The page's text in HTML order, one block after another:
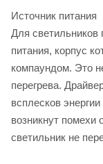
Источник питания
Для светильников
питания, корпус
компаундом. Это
перегрева.
всплесков
возникнут помехи
светильник не